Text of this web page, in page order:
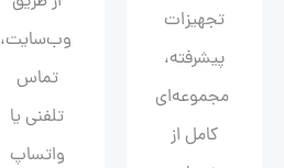
تجهیزات
پیشرفته،
مجموعه‌ای
کامل از
وب‌سایت،
تماس
تلفنی یا
واتساپ